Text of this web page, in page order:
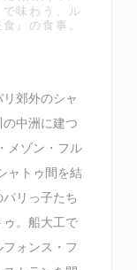
味わう、ル
』の食事。
郊外のシャ
中洲に建つ
メゾン・フル
ャトゥ間を結
リっ子たち
。船大工で
ォンス・フ